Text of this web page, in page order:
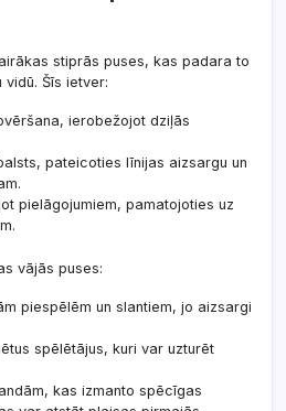
stiprās puses, kas padara to
Šīs ietver:
, ierobežojot dziļās
pateicoties līnijas aizsargu un
pielāgojumiem, pamatojoties uz
vājās puses:
piespēlēm un slantiem, jo aizsargi
spēlētājus, kuri var uzturēt
kas izmanto spēcīgas